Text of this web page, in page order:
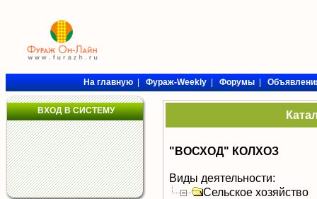
На главную|Фураж-Weekly|Форумы|
ВХОД В СИСТЕМУ
"ВОСХОД" КОЛХОЗ
Виды деятельности:
Сельское хозяйство